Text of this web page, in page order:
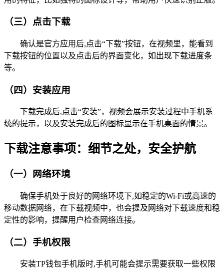
（三）点击下载
确认是官方应用后,点击“下载”按钮，在视频里，能看到
下载按钮的位置以及点击后的界面变化，如出现下载进度条
等。
（四）安装应用
下载完成后,点击“安装”，视频会展示安装过程中手机系
统的提示，以及安装完成后的图标显示在手机桌面的情景。
下载注意事项：细节之处，安全护航
（一）网络环境
确保手机处于良好的网络环境下,如稳定的Wi-Fi或高速的
移动数据网络，在下载视频中，也会提及网络对下载速度和稳
定性的影响，提醒用户检查网络连接。
（二）手机权限
安装TP钱包手机版时,手机可能会提示需要获取一些权限